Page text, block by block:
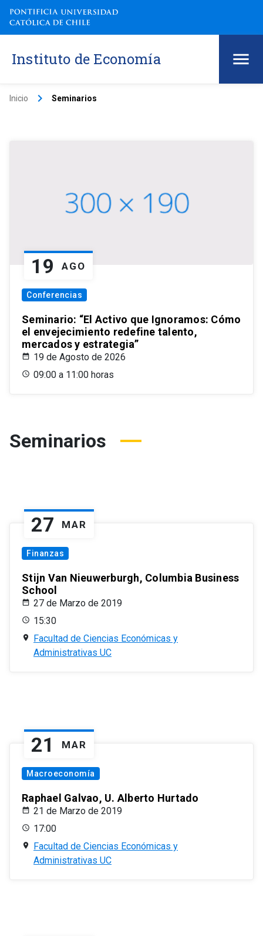
Instituto de Economía
Inicio keyboard_arrow_right Seminarios
19 AGO
Conferencias
Seminario: “El Activo que Ignoramos: Cómo
el envejecimiento redefine talento,
mercados y estrategia”
19 de Agosto de 2026
09:00 a 11:00 horas
Seminarios
27 MAR
Finanzas
Stijn Van Nieuwerburgh, Columbia Business
School
27 de Marzo de 2019
15:30
Facultad de Ciencias Económicas y
Administrativas UC
21 MAR
Macroeconomía
Raphael Galvao, U. Alberto Hurtado
21 de Marzo de 2019
17:00
Facultad de Ciencias Económicas y
Administrativas UC